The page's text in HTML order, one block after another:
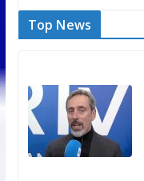
Top News